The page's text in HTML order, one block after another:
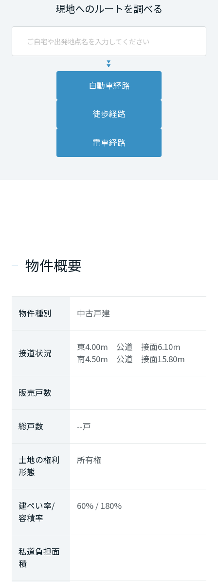
現地へのルートを調べる
自動車経路
徒歩経路
電車経路
物件概要
物件種別 中古戸建
接道状況
東4.00m 公道 接面6.10m
南4.50m 公道 接面15.80m
販売戸数
総戸数 --戸
土地の権利
形態
所有権
建ぺい率/
容積率
60% / 180%
私道負担面
積